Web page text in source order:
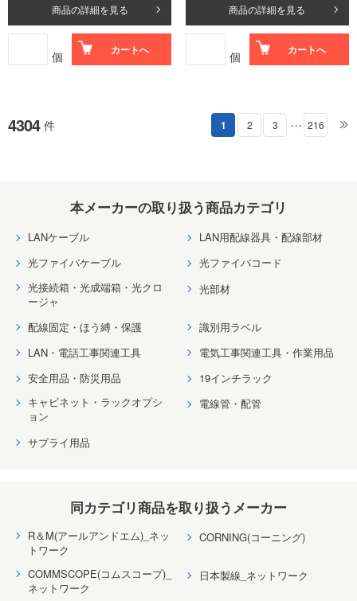
商品の詳細を見る
個 カートへ
商品の詳細を見る
個 カートへ
4304 件 1 2 3 ・・・ 216
本メーカーの取り扱う商品カテゴリ
LANケーブル
LAN用配線器具・配線部材
光ファイバケーブル
光ファイバコード
光接続箱・光成端箱・光クロ
ージャ
光部材
配線固定・ほう縛・保護
識別用ラベル
LAN・電話工事関連工具
電気工事関連工具・作業用品
安全用品・防災用品
19インチラック
キャビネット・ラックオプシ
ョン
電線管・配管
サプライ用品
同カテゴリ商品を取り扱うメーカー
R＆M(アールアンドエム)_ネッ
トワーク
CORNING(コーニング)
COMMSCOPE(コムスコープ)_
ネットワーク
日本製線_ネットワーク